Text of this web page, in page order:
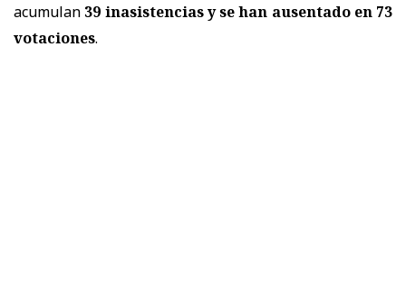
acumulan 39 inasistencias y se han ausentado en 73
votaciones.